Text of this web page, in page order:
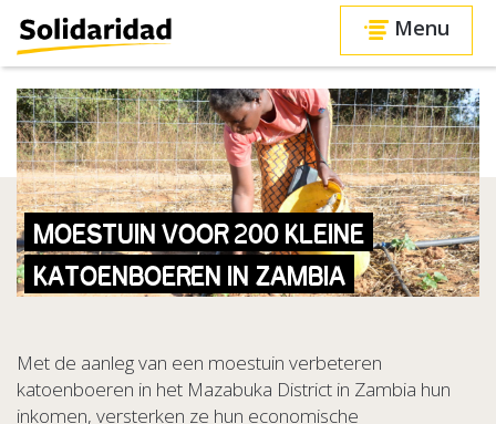
Menu
MOESTUIN VOOR 200 KLEINE
KATOENBOEREN IN ZAMBIA
Met de aanleg van een moestuin verbeteren
katoenboeren in het Mazabuka District in Zambia hun
inkomen, versterken ze hun economische